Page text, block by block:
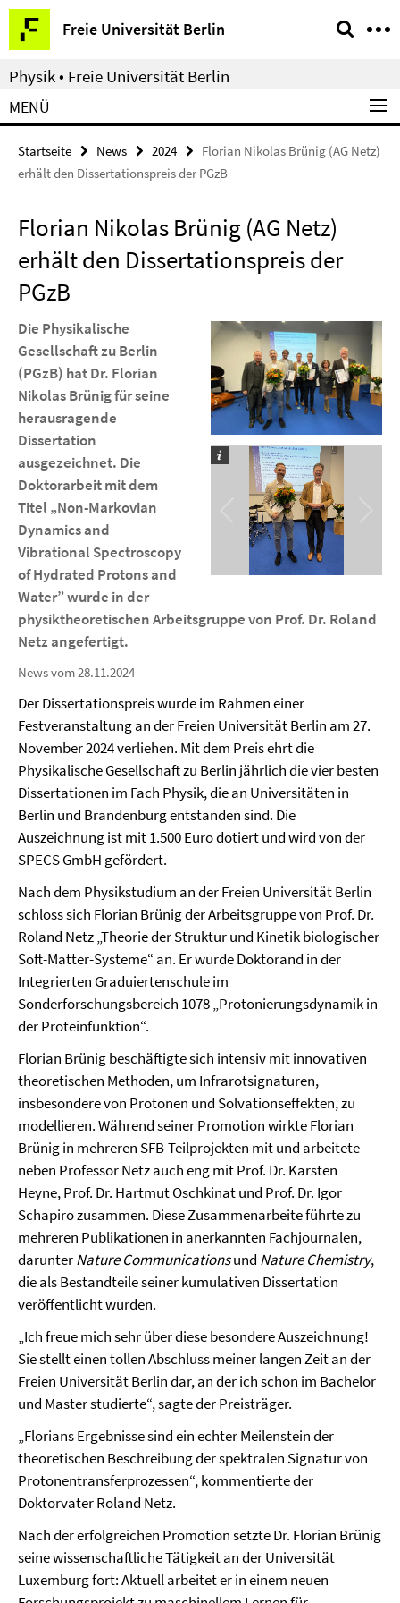
Springe
direkt
zu
Inhalt
Freie Universität Berlin
Service-
Navigation
Physik • Freie Universität Berlin
MENÜ
Startseite News 2024
Florian Nikolas Brünig (AG Netz)
erhält den Dissertationspreis der PGzB
Florian Nikolas Brünig (AG Netz)
erhält den Dissertationspreis der
PGzB
Die Physikalische
Gesellschaft zu Berlin
(PGzB) hat Dr. Florian
Nikolas Brünig für seine
herausragende
Dissertation
ausgezeichnet. Die
Doktorarbeit mit dem
Titel „Non-Markovian
Dynamics and
Vibrational Spectroscopy
of Hydrated Protons and
Water” wurde in der
physiktheoretischen Arbeitsgruppe von Prof. Dr. Roland
Netz angefertigt.
News vom 28.11.2024
Der Dissertationspreis wurde im Rahmen einer
Festveranstaltung an der Freien Universität Berlin am 27.
November 2024 verliehen. Mit dem Preis ehrt die
Physikalische Gesellschaft zu Berlin jährlich die vier besten
Dissertationen im Fach Physik, die an Universitäten in
Berlin und Brandenburg entstanden sind. Die
Auszeichnung ist mit 1.500 Euro dotiert und wird von der
SPECS GmbH gefördert.
Nach dem Physikstudium an der Freien Universität Berlin
schloss sich Florian Brünig der Arbeitsgruppe von Prof. Dr.
Roland Netz „Theorie der Struktur und Kinetik biologischer
Soft-Matter-Systeme“ an. Er wurde Doktorand in der
Integrierten Graduiertenschule im
Sonderforschungsbereich 1078 „Protonierungsdynamik in
der Proteinfunktion“.
Florian Brünig beschäftigte sich intensiv mit innovativen
theoretischen Methoden, um Infrarotsignaturen,
insbesondere von Protonen und Solvationseffekten, zu
modellieren. Während seiner Promotion wirkte Florian
Brünig in mehreren SFB-Teilprojekten mit und arbeitete
neben Professor Netz auch eng mit Prof. Dr. Karsten
Heyne, Prof. Dr. Hartmut Oschkinat und Prof. Dr. Igor
Schapiro zusammen. Diese Zusammenarbeite führte zu
mehreren Publikationen in anerkannten Fachjournalen,
darunterNature Communicationsund Nature Chemistry,
die als Bestandteile seiner kumulativen Dissertation
veröffentlicht wurden.
„Ich freue mich sehr über diese besondere Auszeichnung!
Sie stellt einen tollen Abschluss meiner langen Zeit an der
Freien Universität Berlin dar, an der ich schon im Bachelor
und Master studierte“, sagte der Preisträger.
„Florians Ergebnisse sind ein echter Meilenstein der
theoretischen Beschreibung der spektralen Signatur von
Protonentransferprozessen“, kommentierte der
Doktorvater Roland Netz.
Nach der erfolgreichen Promotion setzte Dr. Florian Brünig
seine wissenschaftliche Tätigkeit an der Universität
Luxemburg fort: Aktuell arbeitet er in einem neuen